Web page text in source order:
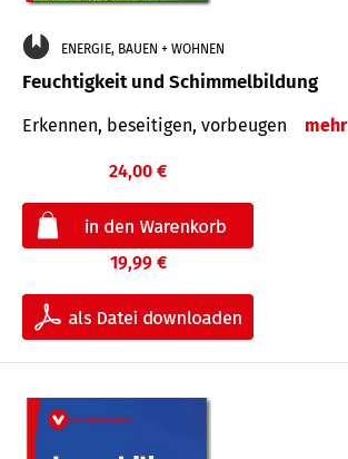
ENERGIE, BAUEN + WOHNEN
Feuchtigkeit und Schimmelbildung
Erkennen, beseitigen, vorbeugen mehr
24,00 €
19,99 €